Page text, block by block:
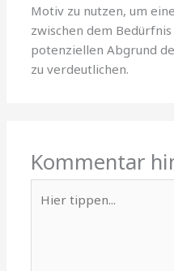
Motiv zu nutzen, um
zwischen dem
potenziellen Abgrund
zu verdeutlichen.
Kommentar
tippen...